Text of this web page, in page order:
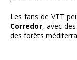
Les fans de VTT
Corredor, avec
des forêts